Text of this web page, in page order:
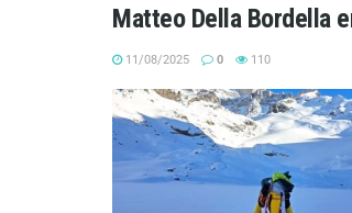
Matteo Della Bordella
11/08/2025 0 110